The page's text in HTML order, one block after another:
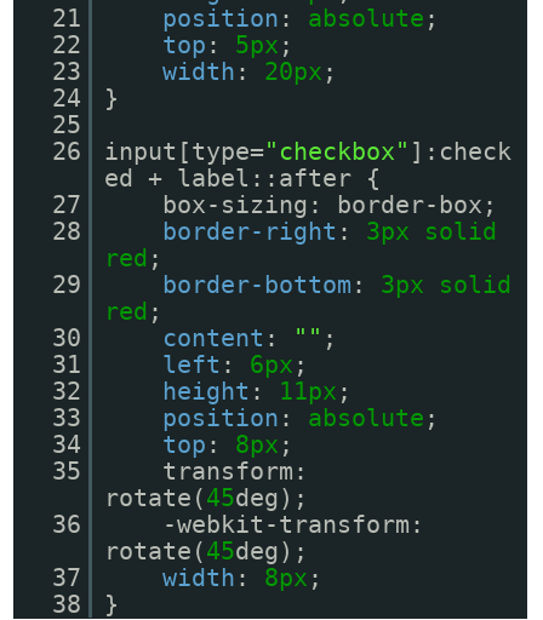
21
position : absolute ;
22
top : 5px ;
23
width : 20px ;
24
}
25
26
input[type="checkbox" ]:check
ed + label::after {
27
box-sizing: border-box;
28
border-right : 3px
solid
red ;
29
border-bottom : 3px
solid
red ;
30
content : "" ;
31
left : 6px ;
32
height : 11px ;
33
position : absolute ;
34
top : 8px ;
35
transform:
rotate(45deg);
36
-webkit-transform:
rotate(45deg);
37
width : 8px ;
38
}